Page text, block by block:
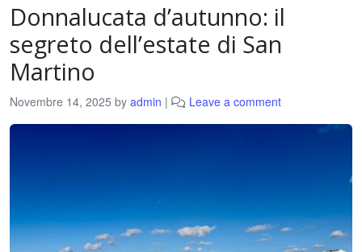
Donnalucata d’autunno: il
segreto dell’estate di San
Martino
Novembre 14, 2025 by admin | Leave a comment